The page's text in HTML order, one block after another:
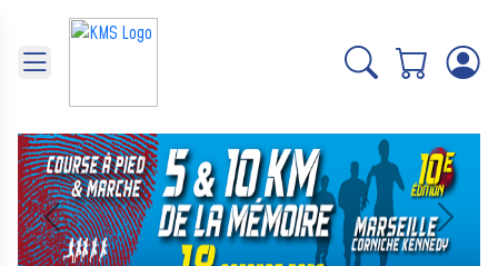
Précédent Suivant
Panneau de gestion des cookies